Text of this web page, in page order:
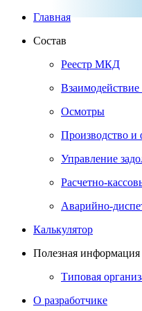
Главная
Состав
Реестр МКД
Осмотры
Производство
Управление
Расчетно-
Аварийно-
Калькулятор
Полезная информация
Типовая
О разработчике